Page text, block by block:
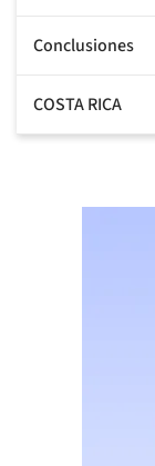
Conclusiones
COSTA RICA